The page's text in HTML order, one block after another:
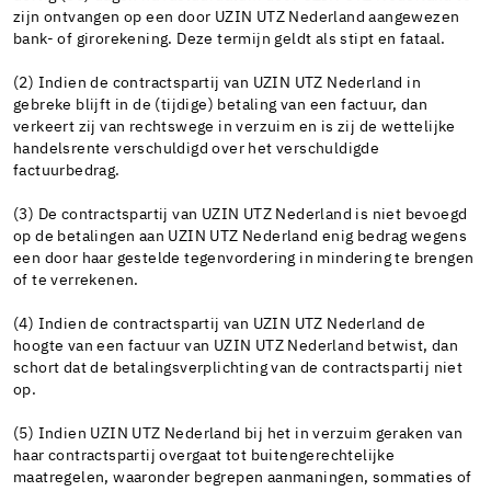
zijn ontvangen op een door UZIN UTZ Nederland aangewezen
bank- of girorekening. Deze termijn geldt als stipt en fataal.
(2) Indien de contractspartij van UZIN UTZ Nederland in
gebreke blijft in de (tijdige) betaling van een factuur, dan
verkeert zij van rechtswege in verzuim en is zij de wettelijke
handelsrente verschuldigd over het verschuldigde
factuurbedrag.
(3) De contractspartij van UZIN UTZ Nederland is niet bevoegd
op de betalingen aan UZIN UTZ Nederland enig bedrag wegens
een door haar gestelde tegenvordering in mindering te brengen
of te verrekenen.
(4) Indien de contractspartij van UZIN UTZ Nederland de
hoogte van een factuur van UZIN UTZ Nederland betwist, dan
schort dat de betalingsverplichting van de contractspartij niet
op.
(5) Indien UZIN UTZ Nederland bij het in verzuim geraken van
haar contractspartij overgaat tot buitengerechtelijke
maatregelen, waaronder begrepen aanmaningen, sommaties of